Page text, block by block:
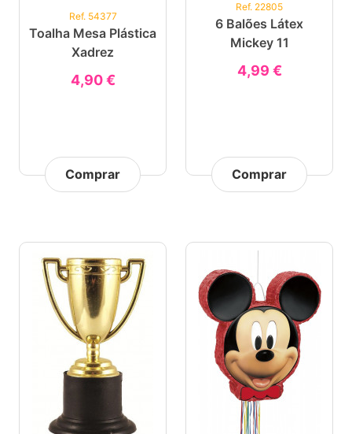
Ref. 54377
Toalha Mesa Plástica
Xadrez
4,90 €
Comprar
Ref. 22805
6 Balões Látex
Mickey 11
4,99 €
Comprar